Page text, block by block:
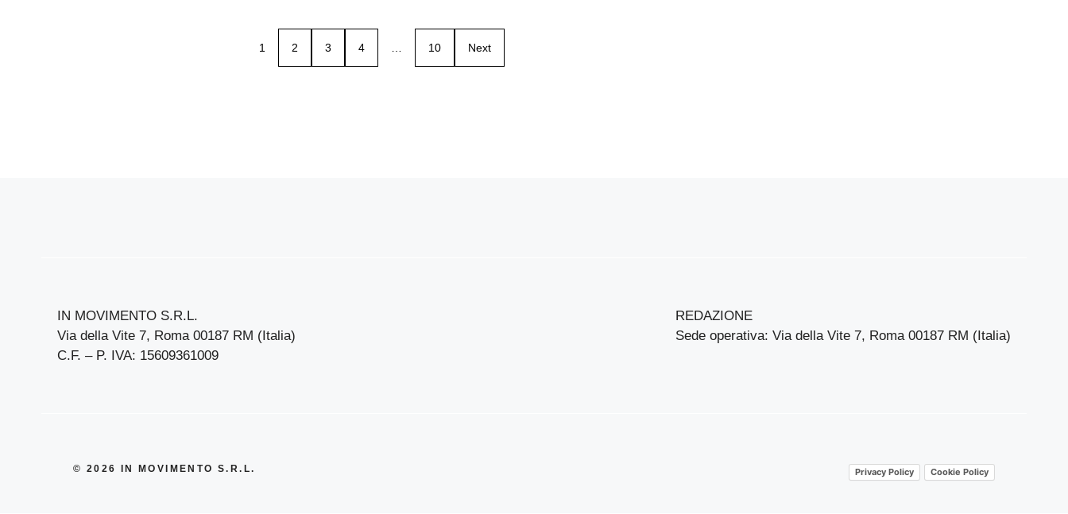
1 2 3 4 10 Next
IN MOVIMENTO S.R.L.
Via della Vite 7, Roma 00187 RM (Italia)
C.F. – P. IVA: 15609361009
REDAZIONE
Sede operativa: Via della Vite 7, Roma 00187 RM (Italia)
© 2026 IN MOVIMENTO S.R.L. Privacy Policy Cookie Policy